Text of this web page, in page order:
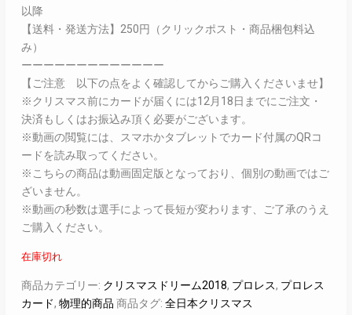
以降
【送料・発送方法】250円（クリックポスト・商品梱包料込
み）
ーーーーーーーーーーーーー
【ご注意 以下の点をよく確認してからご購入くださいませ】
※クリスマス前にカードが届くには12月18日までにご注文・
決済もしくはお振込み頂く必要がございます。
※動画の閲覧には、スマホかタブレットでカード付属のQRコ
ードを読み取ってください。
※こちらの商品は動画固定版となっており、個別の動画ではご
ざいません。
※動画の秒数は選手によって長短が変わります、ご了承のうえ
ご購入ください。
在庫切れ
商品カテゴリー: クリスマスドリーム2018, プロレス, プロレス
カード, 物理的商品 商品タグ: 全日本クリスマス